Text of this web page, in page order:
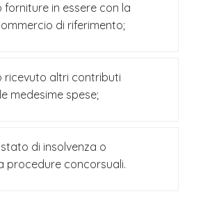
forniture in essere con la
di riferimento;
ricevuto altri contributi
medesime spese;
di insolvenza o
procedure concorsuali.